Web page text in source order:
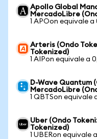
Apollo Global
MercadoLibre
1 APOon equivale
Arteris (Ondo
Tokenized)
1 AIPon equivale a
D-Wave Quantum
MercadoLibre
1 QBTSon equivale
Uber (Ondo
Tokenized)
1 UBERon equivale